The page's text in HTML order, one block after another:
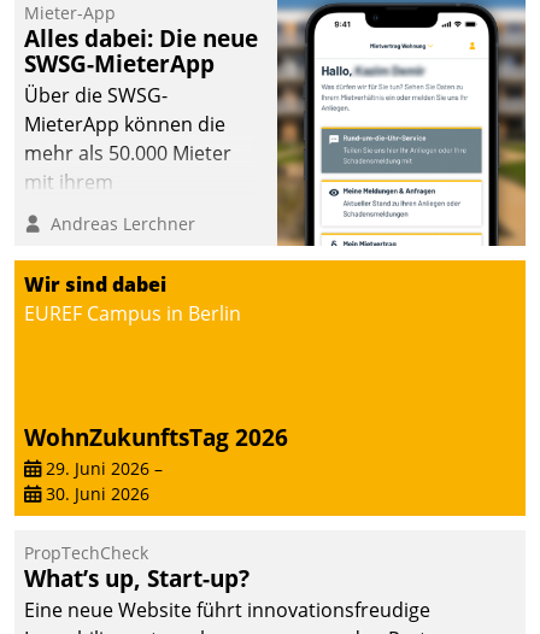
Mieter-App
Alles dabei: Die neue
SWSG-MieterApp
Über die SWSG-
MieterApp können die
mehr als 50.000 Mieter
mit ihrem
Wohnungsunternehmen
kommunizieren, auf dem
Laufenden bleiben, Daten
einsehen und ändern
oder
Andreas Lerchner
Wir sind dabei
EUREF Campus in Berlin
WohnZukunftsTag 2026
29. Juni 2026 –
30. Juni 2026
PropTechCheck
What’s up, Start-up?
Eine neue Website führt innovationsfreudige